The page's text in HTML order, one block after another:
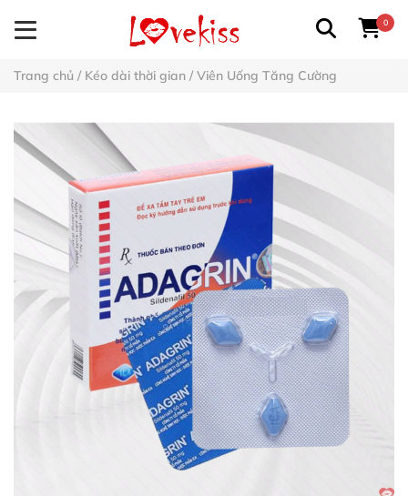
0
Trang chủ / Kéo dài thời gian / Viên Uống Tăng Cường